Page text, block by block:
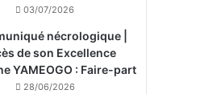
03/07/2026
nécrologique |
de son Excellence
YAMEOGO : Faire-part
28/06/2026